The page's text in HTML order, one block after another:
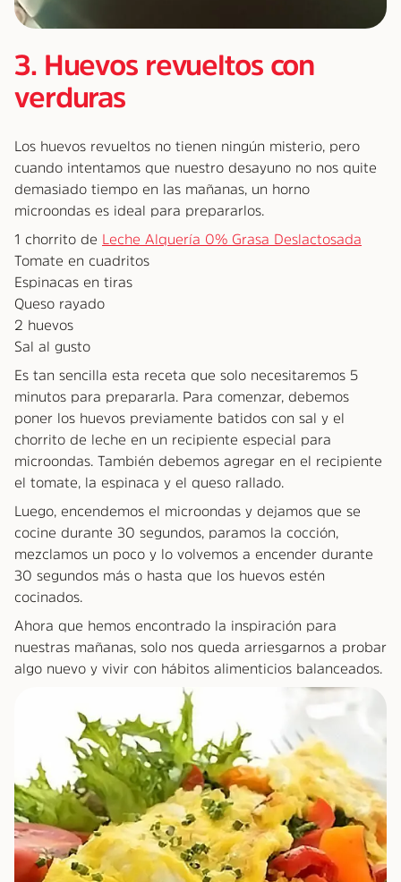
3. Huevos revueltos con
verduras
Los huevos revueltos no tienen ningún misterio, pero
cuando intentamos que nuestro desayuno no nos quite
demasiado tiempo en las mañanas, un horno
microondas es ideal para prepararlos.
1 chorrito de Leche Alquería 0% Grasa Deslactosada
Tomate en cuadritos
Espinacas en tiras
Queso rayado
2 huevos
Sal al gusto
Es tan sencilla esta receta que solo necesitaremos 5
minutos para prepararla. Para comenzar, debemos
poner los huevos previamente batidos con sal y el
chorrito de leche en un recipiente especial para
microondas. También debemos agregar en el recipiente
el tomate, la espinaca y el queso rallado.
Luego, encendemos el microondas y dejamos que se
cocine durante 30 segundos, paramos la cocción,
mezclamos un poco y lo volvemos a encender durante
30 segundos más o hasta que los huevos estén
cocinados.
Ahora que hemos encontrado la inspiración para
nuestras mañanas, solo nos queda arriesgarnos a probar
algo nuevo y vivir con hábitos alimenticios balanceados.